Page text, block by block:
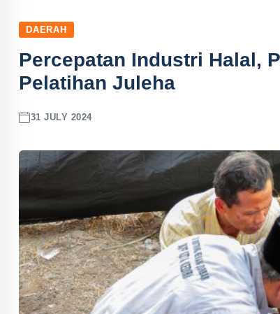
DAERAH
Percepatan Industri Halal,
Pelatihan Juleha
31 JULY 2024